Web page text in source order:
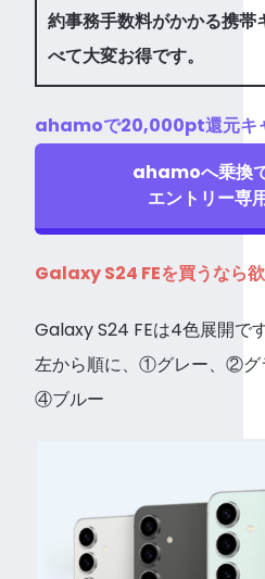
約事務手数料がかかる携帯
べて大変お得です。
ahamoで20,000pt還元キ
ahamoへ乗換
エントリー専
Galaxy S24 FEを買うなら
Galaxy S24 FEは4色展開です
左から順に、①グレー、②グ
④ブルー